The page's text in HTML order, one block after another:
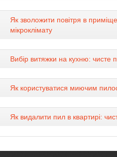
Як зволожити повітря в
мікроклімату
Вибір витяжки на кухню: чисте
Як користуватися миючим
Як видалити пил в квартирі: